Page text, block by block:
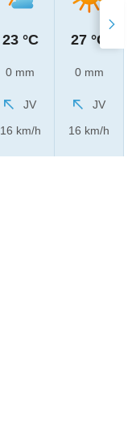
23 °C
0 mm
JV
16 km/h
27 °C
0 mm
JV
16 km/h